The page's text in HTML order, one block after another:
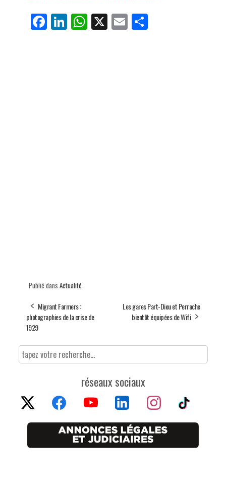
Fa
ce
Li
nk
W
ha
X E
m
Pa
rt
Publié dans Actualité
Migrant Farmers :
photographies de la crise de
1929
Les gares Part-Dieu et Perrache
bientôt équipées de Wifi
réseaux sociaux